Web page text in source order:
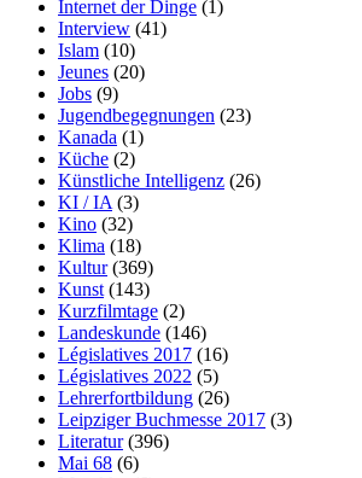
Internet der Dinge (1)
Interview (41)
Islam (10)
Jeunes (20)
Jobs (9)
Jugendbegegnungen (23)
Kanada (1)
Küche (2)
Künstliche Intelligenz (26)
KI / IA (3)
Kino (32)
Klima (18)
Kultur(369)
Kunst (143)
Kurzfilmtage (2)
Landeskunde (146)
Législatives 2017 (16)
Législatives 2022 (5)
Lehrerfortbildung (26)
Leipziger Buchmesse 2017 (3)
Literatur(396)
Mai 68 (6)